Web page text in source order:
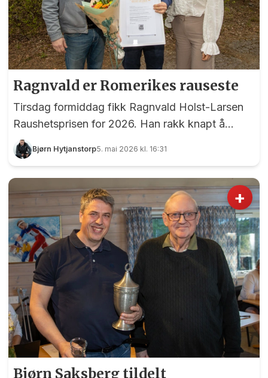
Ragnvald er Romerikes rauseste
Tirsdag formiddag fikk Ragnvald Holst-Larsen
Raushetsprisen for 2026. Han rakk knapt å
takke før planen for halvparten av prispengene
var lagt, og selvsagt skal de brukes på andre.
Bjørn Hytjanstorp5. mai 2026 kl. 16:31
+
Bjørn Saksberg tildelt